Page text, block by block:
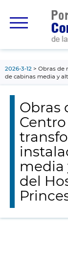
principal
2026-3-12
Obras de
de cabinas media y
Obras
media
del